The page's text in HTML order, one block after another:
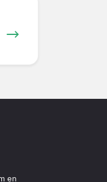
en